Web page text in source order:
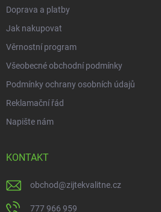
Doprava a platby
Jak nakupovat
Věrnostní program
Všeobecné obchodní podmínky
Podmínky ochrany osobních údajů
Reklamační řád
Napište nám
KONTAKT
obchod@zijtekvalitne.cz
777 966 959